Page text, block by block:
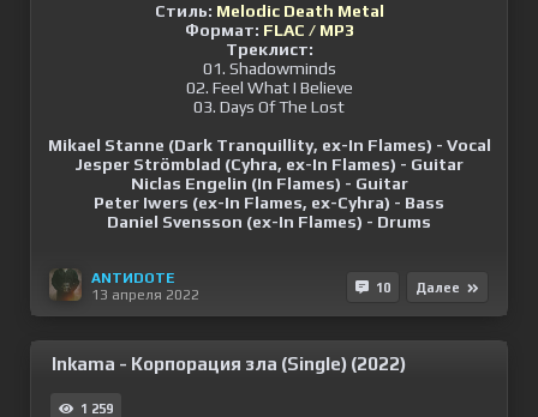
Стиль: Melodic Death Metal
Формат: FLAC / MP3
Треклист:
01. Shadowminds
02. Feel What I Believe
03. Days Of The Lost
Mikael Stanne (Dark Tranquillity, ex-In Flames) - Vocal
Jesper Strömblad (Cyhra, ex-In Flames) - Guitar
Niclas Engelin (In Flames) - Guitar
Peter Iwers (ex-In Flames, ex-Cyhra) - Bass
Daniel Svensson (ex-In Flames) - Drums
ANTИDOTE
13 апреля 2022
10 Далее
Inkama - Корпорация зла (Single) (2022)
1 259